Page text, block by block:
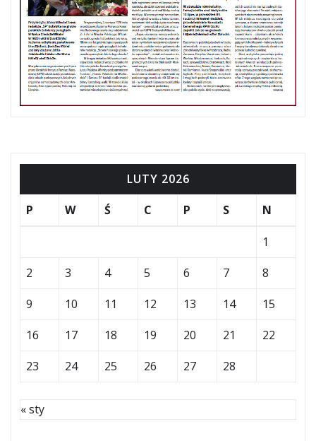
LUTY 2026
P
W Ś C P S N
1
2
3 4 5 6 7
8
9
10 11 12 13 14
15
16
17 18 19 20 21
22
23
24 25 26 27 28
« sty